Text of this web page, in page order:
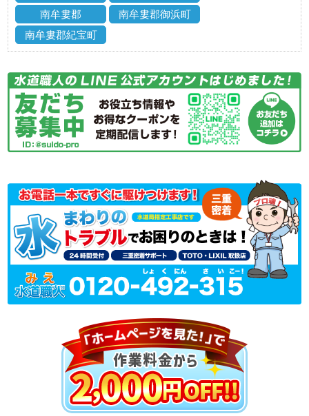
南牟婁郡
南牟婁郡御浜町
南牟婁郡紀宝町